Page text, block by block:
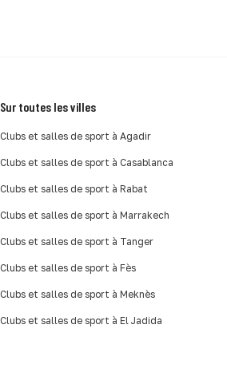
Sur toutes les villes
Clubs et salles de sport à Agadir
Clubs et salles de sport à Casablanca
Clubs et salles de sport à Rabat
Clubs et salles de sport à Marrakech
Clubs et salles de sport à Tanger
Clubs et salles de sport à Fès
Clubs et salles de sport à Meknès
Clubs et salles de sport à El Jadida